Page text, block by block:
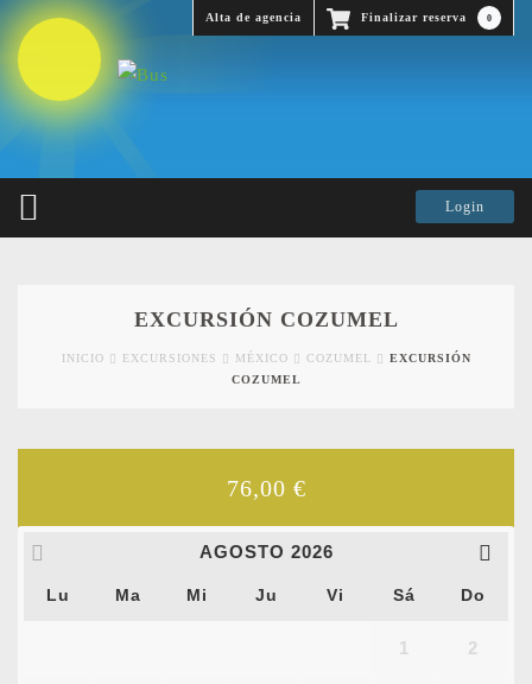
Finalizar reserva 0
Alta de agencia
EXCURSIÓN COZUMEL
INICIO EXCURSIONES MÉXICO COZUMEL
EXCURSIÓN
COZUMEL
76,00 €
AGOSTO 2026
Lu Ma Mi Ju Vi Sá Do
1 2